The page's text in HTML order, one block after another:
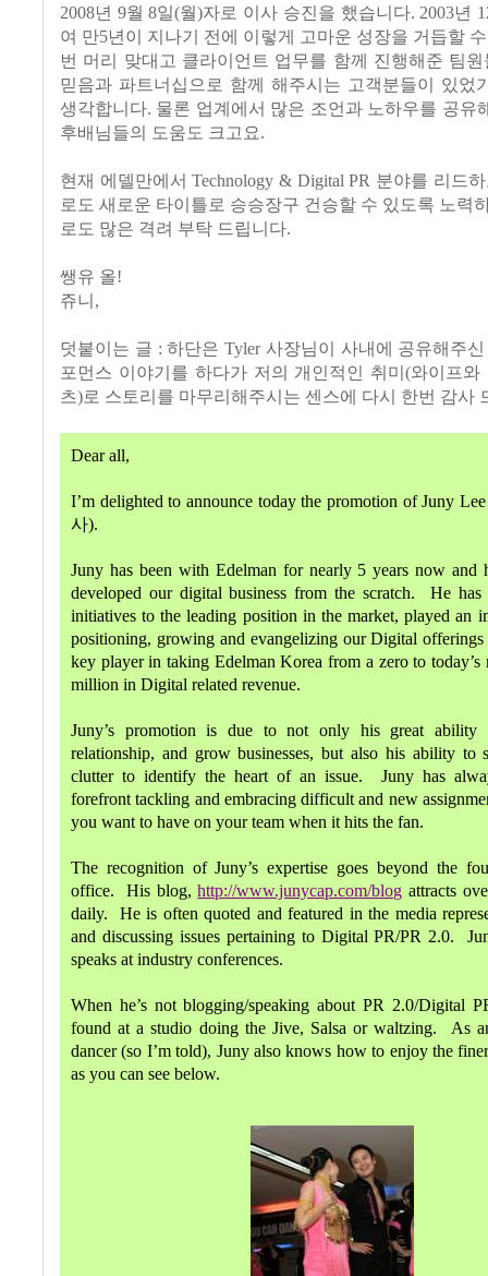
2008년 9월 8일(월)자로 이사 승진을 했습니다. 2003년
여 만5년이 지나기 전에 이렇게 고마운 성장을 거듭할
번 머리 맞대고 클라이언트 업무를 함께 진행해준 팀
믿음과 파트너십으로 함께 해주시는 고객분들이 있었
생각합니다. 물론 업계에서 많은 조언과 노하우를 공유
후배님들의 도움도 크고요.
현재 에델만에서 Technology & Digital PR 분야를 리드
로도 새로운 타이틀로 승승장구 건승할 수 있도록 노력
로도 많은 격려 부탁 드립니다.
쌩유 올!
쥬니,
덧붙이는 글 : 하단은 Tyler 사장님이 사내에 공유해주
포먼스 이야기를 하다가 저의 개인적인 취미(와이프
츠)로 스토리를 마무리해주시는 센스에 다시 한번 감사
Dear all,
I’m delighted to announce today the promotion of Juny
사).
Juny has been with Edelman for nearly 5 years now and
developed our digital business from the scratch. He
initiatives to the leading position in the market, played an
positioning, growing and evangelizing our Digital offerings
key player in taking Edelman Korea from a zero to
million in Digital related revenue.
Juny’s promotion is due to not only his great
relationship, and grow businesses, but also his ability to
clutter to identify the heart of an issue. Juny has
forefront tackling and embracing difficult and new
you want to have on your team when it hits the fan.
The recognition of Juny’s expertise goes beyond the
office. His blog,http://www.junycap.com/blog attracts
daily. He is often quoted and featured in the media
and discussing issues pertaining to Digital PR/PR 2.0.
speaks at industry conferences.
When he’s not blogging/speaking about PR 2.0/Digital
found at a studio doing the Jive, Salsa or waltzing. As
dancer (so I’m told), Juny also knows how to enjoy the
as you can see below.